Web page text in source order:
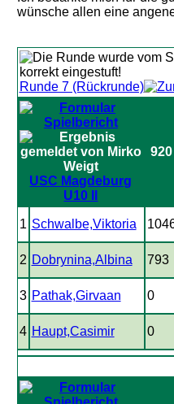
wünsche allen eine
Runde 7 (Rückrunde)
USC Magdeburg
U10 II
920
1 Schwalbe,Viktoria
2 Dobrynina,Albina 793
3 Pathak,Girvaan 0
4 Haupt,Casimir 0